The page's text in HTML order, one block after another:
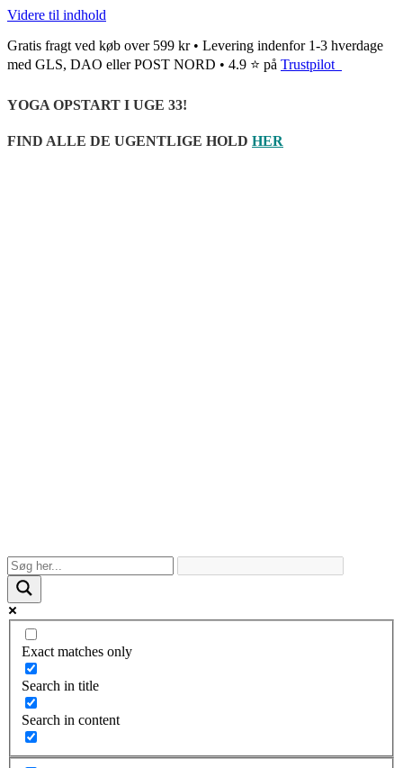
Videre til indhold
Gratis fragt ved køb over 599 kr • Levering indenfor 1-3 hverdage
med GLS, DAO eller POST NORD • 4.9 ⭐ på Trustpilot
YOGA OPSTART I UGE 33!
FIND ALLE DE UGENTLIGE HOLD HER
Exact matches only
Search in title
Search in content